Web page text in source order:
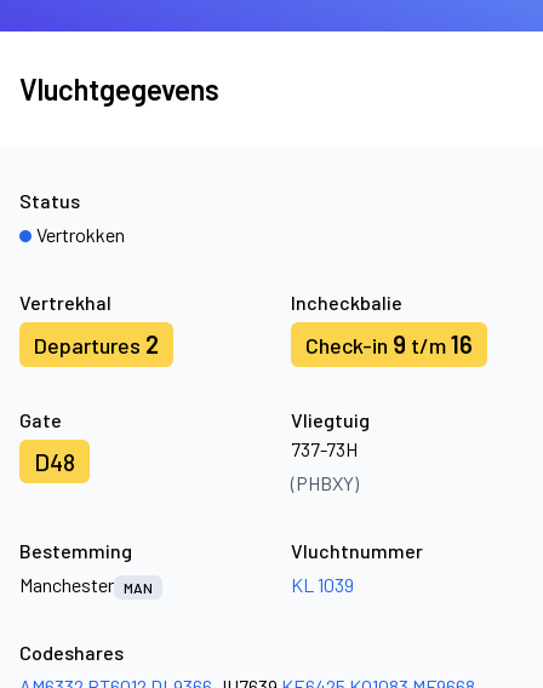
Vluchtgegevens
Vertrekhal
Departures 2
Incheckbalie
Check-in 9 t/m16
Gate
D48
Vliegtuig
737-73H
(PHBXY)
Status
Vertrokken
Bestemming
Manchester MAN
Vluchtnummer
KL 1039
Codeshares